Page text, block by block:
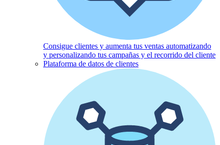
Consigue clientes y aumenta tus ventas automatizando
y personalizando tus campañas y el recorrido del cliente
Plataforma de datos de clientes